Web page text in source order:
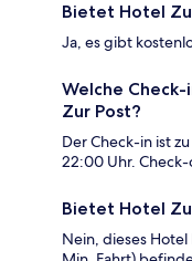
Bietet Hotel
Ja, es gibt
Welche
Zur Post?
Der Check-in ist
22:00 Uhr. Check-
Bietet Hotel
Nein, dieses Hotel